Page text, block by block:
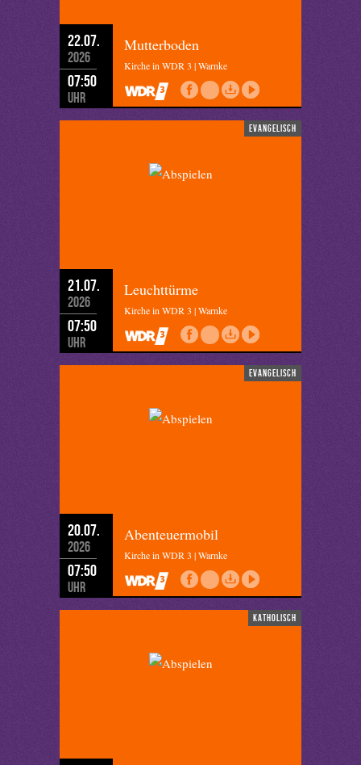
22.07.
2026
07:50
Uhr
Mutterboden
Kirche in WDR 3 | Warnke
evangelisch
21.07.
2026
07:50
Uhr
Leuchttürme
Kirche in WDR 3 | Warnke
evangelisch
20.07.
2026
07:50
Uhr
Abenteuermobil
Kirche in WDR 3 | Warnke
katholisch